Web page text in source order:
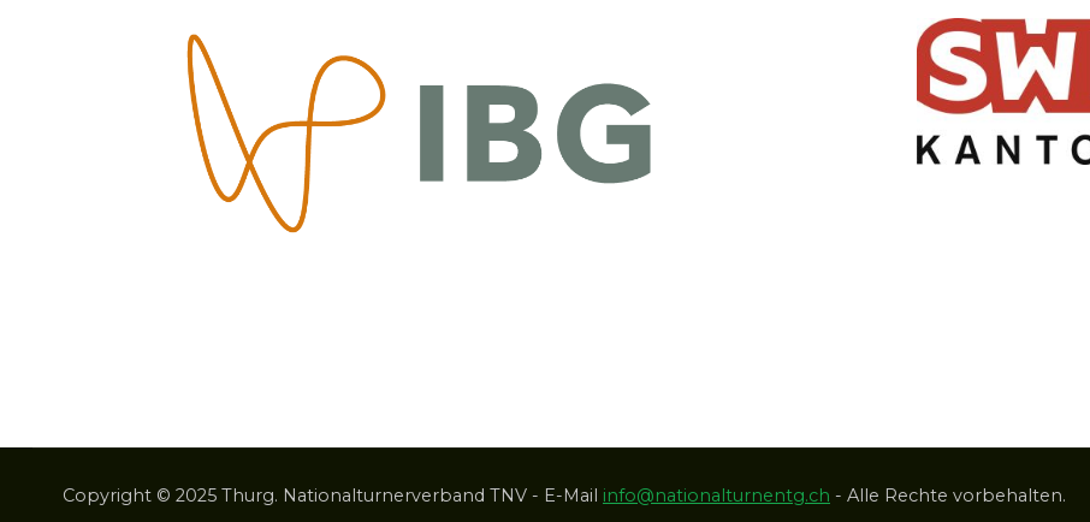
Copyright © 2025 Thurg. Nationalturnerverband TNV - E-Mail info@nationalturnentg.ch - Alle Rechte vorbehalten.